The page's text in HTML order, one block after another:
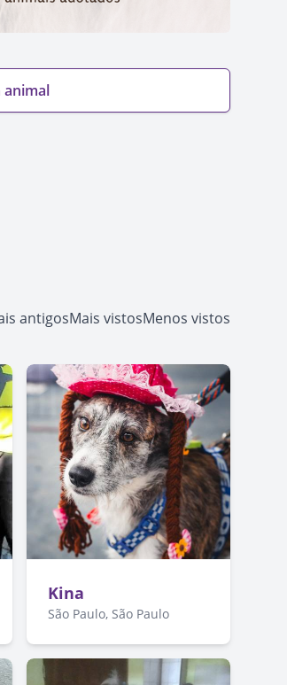
animal
antigosMais vistosMenos vistos
Kina
São Paulo, São Paulo